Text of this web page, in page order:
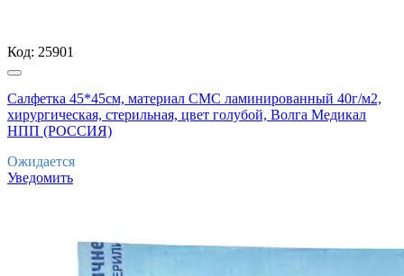
Код: 25901
Салфетка 45*45см, материал СМС ламинированный 40г/м2,
хирургическая, стерильная, цвет голубой, Волга Медикал
НПП (РОССИЯ)
Ожидается
Уведомить